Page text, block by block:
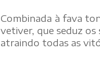
Combinada à fava
vetiver, que seduz os
atraindo todas as